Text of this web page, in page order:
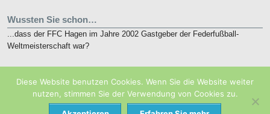
Wussten Sie schon…
...dass der FFC Hagen im Jahre 2002 Gastgeber der Federfußball-
Weltmeisterschaft war?
Die nunmehr 10. French Open finden vom 19. bis 21. Mai 2018 in
Eaubonne bei Paris statt.
Diese Website benutzen Cookies. Wenn Sie die Website weiter
nutzen, stimmen Sie der Verwendung von Cookies zu.